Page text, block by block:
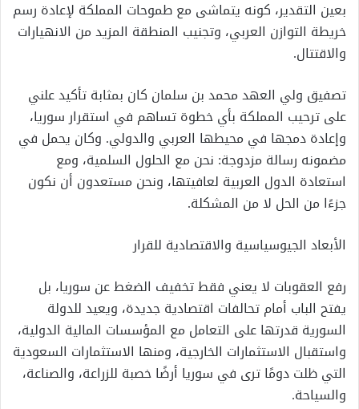
بعين التقدير، كونه يتماشى مع طموحات المملكة لإعادة رسم
خريطة التوازن العربي، وتجنيب المنطقة المزيد من الانهيارات
والاقتتال.
تصفيق ولي العهد محمد بن سلمان كان بمثابة تأكيد علني
على ترحيب المملكة بأي خطوة تساهم في استقرار سوريا،
وإعادة دمجها في محيطها العربي والدولي. وكان يحمل في
مضمونه رسالة مزدوجة: نحن مع الحلول السلمية، ومع
استعادة الدول العربية لعافيتها، ونحن مستعدون أن نكون
جزءًا من الحل لا من المشكلة.
الأبعاد الجيوسياسية والاقتصادية للقرار
رفع العقوبات لا يعني فقط تخفيف الضغط عن سوريا، بل
يفتح الباب أمام تحالفات اقتصادية جديدة، ويعيد للدولة
السورية قدرتها على التعامل مع المؤسسات المالية الدولية،
واستقبال الاستثمارات الخارجية، ومنها الاستثمارات السعودية
التي ظلت دومًا ترى في سوريا أرضًا خصبة للزراعة، والصناعة،
والسياحة.